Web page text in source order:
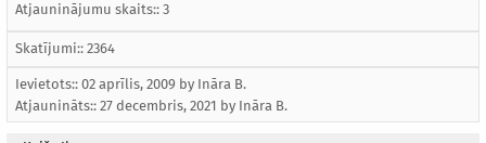
Atjauninājumu skaits:: 3
Skatījumi:: 2364
Ievietots:: 02 aprīlis, 2009 by Ināra B.
Atjaunināts:: 27 decembris, 2021 by Ināra B.